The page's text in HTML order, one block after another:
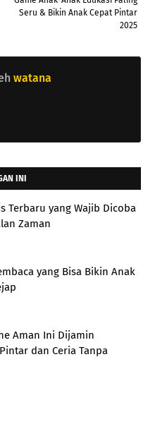
Seru & Bikin Anak Cepat Pintar
2025
watana
INI
Terbaru yang Wajib Dicoba
Zaman
yang Bisa Bikin Anak
Aman Ini Dijamin
dan Ceria Tanpa